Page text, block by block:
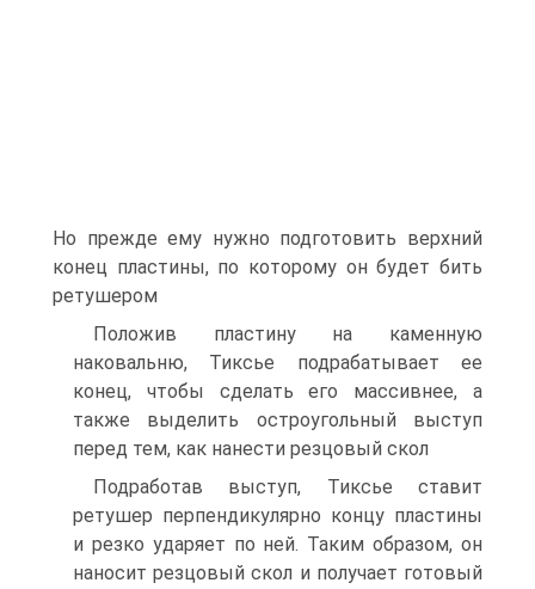
Но прежде ему нужно подготовить верхний
конец пластины, по которому он будет бить
ретушером
Положив пластину на каменную
наковальню, Тиксье подрабатывает ее
конец, чтобы сделать его массивнее, а
также выделить остроугольный выступ
перед тем, как нанести резцовый скол
Подработав выступ, Тиксье ставит
ретушер перпендикулярно концу пластины
и резко ударяет по ней. Таким образом, он
наносит резцовый скол и получает готовый